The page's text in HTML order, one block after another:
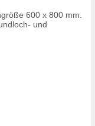
600 x 800 mm.
und